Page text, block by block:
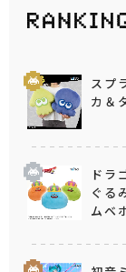
スプ
カ＆
ドラ
ぐる
ムベ